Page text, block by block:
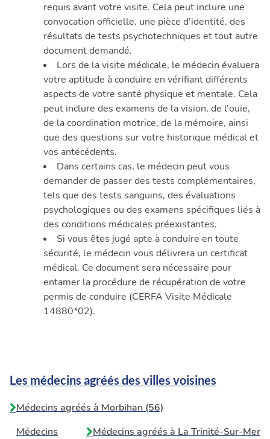
requis avant votre visite. Cela peut inclure une
convocation officielle, une pièce d'identité, des
résultats de tests psychotechniques et tout autre
document demandé.
Lors de la visite médicale, le médecin évaluera
votre aptitude à conduire en vérifiant différents
aspects de votre santé physique et mentale. Cela
peut inclure des examens de la vision, de l'ouïe,
de la coordination motrice, de la mémoire, ainsi
que des questions sur votre historique médical et
vos antécédents.
Dans certains cas, le médecin peut vous
demander de passer des tests complémentaires,
tels que des tests sanguins, des évaluations
psychologiques ou des examens spécifiques liés à
des conditions médicales préexistantes.
Si vous êtes jugé apte à conduire en toute
sécurité, le médecin vous délivrera un certificat
médical. Ce document sera nécessaire pour
entamer la procédure de récupération de votre
permis de conduire (CERFA Visite Médicale
14880*02).
Les médecins agréés des villes voisines
Médecins agréés à Morbihan (56)
Médecins
Médecins agréés à La Trinité-Sur-Mer